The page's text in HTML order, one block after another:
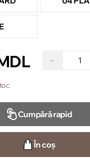
−
Cumpără rapid
În coș